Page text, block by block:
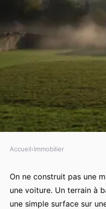
Choisissez
pour construire
Accueil›Immobilier
On ne construit pas une
une voiture. Un terrain à
une simple surface sur